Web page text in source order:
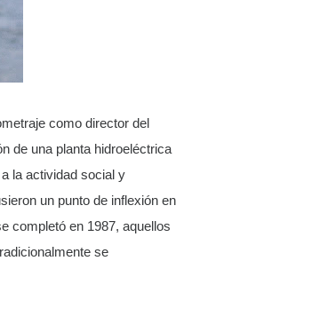
como director del
de una planta hidroeléctrica
la actividad social y
un punto de inflexión en
completó en 1987, aquellos
se